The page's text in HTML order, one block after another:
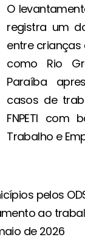
O
registra um
entre crianças
como Rio
Paraíba
casos de
FNPETI com
Trabalho e
pelos
ao
de 2026